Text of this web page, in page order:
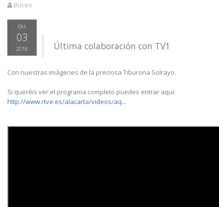
Buceo
Oct
03
2018 Última colaboración con TV1
Con nuestras imágenes de la preciosa Tiburona Solrayo.
Si queréis ver el programa completo puedes entrar aquí:
http://www.rtve.es/alacarta/videos/aq...